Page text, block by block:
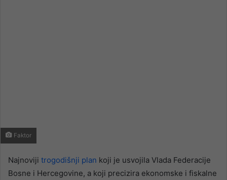
Faktor
Najnoviji trogodišnji plan koji je usvojila Vlada Federacije
Bosne i Hercegovine, a koji precizira ekonomske i fiskalne